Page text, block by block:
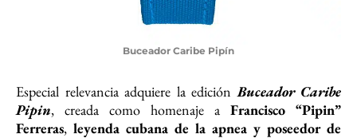
Buceador Caribe Pipín
Especial relevancia adquiere la ediciónBuceador Caribe
Pipin, creada como homenaje a Francisco “Pipin”
Ferreras, leyenda cubana de la apnea y poseedor de